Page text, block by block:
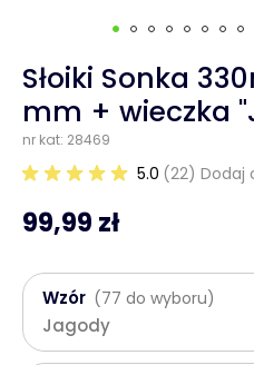
Słoiki Sonka
mm + wieczka
nr kat: 28469
5.0 (22) Dodaj
99,99 zł
Wzór (77 do wyboru)
Jagody